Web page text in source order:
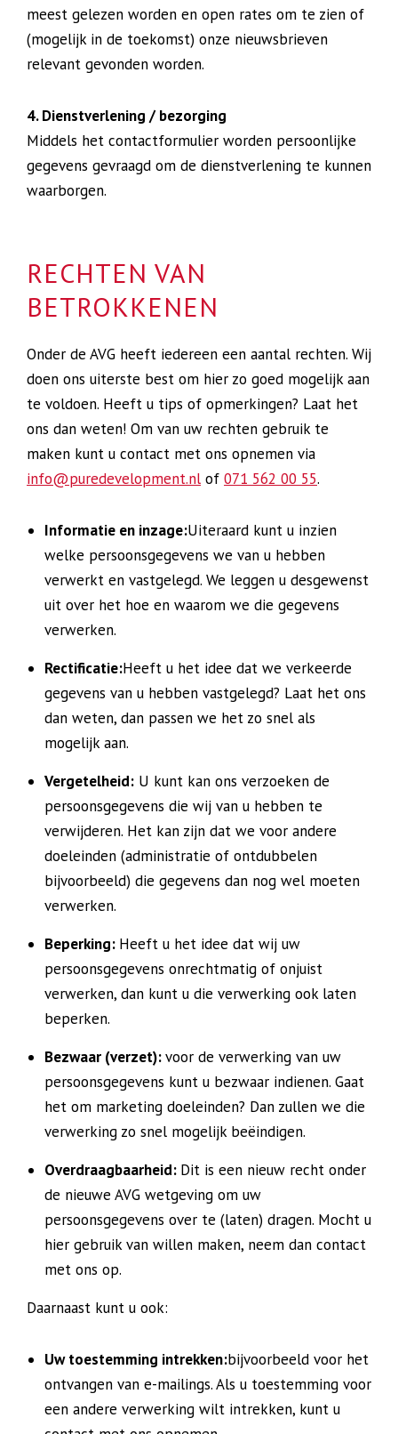
meest gelezen worden en open rates om te zien of
(mogelijk in de toekomst) onze nieuwsbrieven
relevant gevonden worden.
4. Dienstverlening / bezorging
Middels het contactformulier worden persoonlijke
gegevens gevraagd om de dienstverlening te kunnen
waarborgen.
RECHTEN VAN
BETROKKENEN
Onder de AVG heeft iedereen een aantal rechten. Wij
doen ons uiterste best om hier zo goed mogelijk aan
te voldoen. Heeft u tips of opmerkingen? Laat het
ons dan weten! Om van uw rechten gebruik te
maken kunt u contact met ons opnemen via
info@puredevelopment.nl of 071 562 00 55.
Informatie en inzage:Uiteraard kunt u inzien
welke persoonsgegevens we van u hebben
verwerkt en vastgelegd. We leggen u desgewenst
uit over het hoe en waarom we die gegevens
verwerken.
Rectificatie:Heeft u het idee dat we verkeerde
gegevens van u hebben vastgelegd? Laat het ons
dan weten, dan passen we het zo snel als
mogelijk aan.
Vergetelheid: U kunt kan ons verzoeken de
persoonsgegevens die wij van u hebben te
verwijderen. Het kan zijn dat we voor andere
doeleinden (administratie of ontdubbelen
bijvoorbeeld) die gegevens dan nog wel moeten
verwerken.
Beperking: Heeft u het idee dat wij uw
persoonsgegevens onrechtmatig of onjuist
verwerken, dan kunt u die verwerking ook laten
beperken.
Bezwaar (verzet):voor de verwerking van uw
persoonsgegevens kunt u bezwaar indienen. Gaat
het om marketing doeleinden? Dan zullen we die
verwerking zo snel mogelijk beëindigen.
Overdraagbaarheid: Dit is een nieuw recht onder
de nieuwe AVG wetgeving om uw
persoonsgegevens over te (laten) dragen. Mocht u
hier gebruik van willen maken, neem dan contact
met ons op.
Daarnaast kunt u ook:
Uw toestemming intrekken:bijvoorbeeld voor het
ontvangen van e-mailings. Als u toestemming voor
een andere verwerking wilt intrekken, kunt u